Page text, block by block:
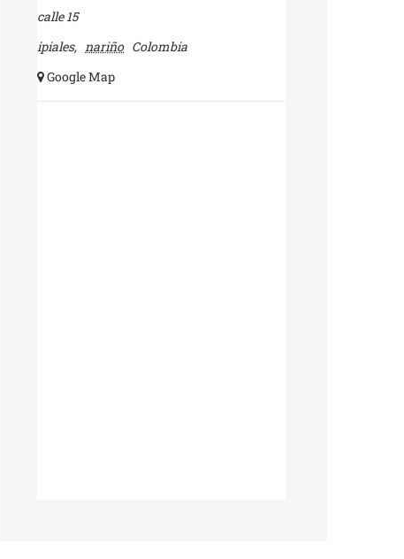
calle 15
ipiales, nariño Colombia
+ Google Map